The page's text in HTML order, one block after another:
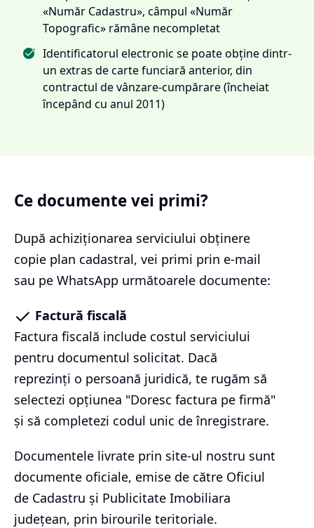
«Număr Cadastru», câmpul «Număr
Topografic» rămâne necompletat
Identificatorul electronic se poate obține dintr-
un extras de carte funciară anterior, din
contractul de vânzare-cumpărare (încheiat
începând cu anul 2011)
Ce documente vei primi?
După achiziționarea serviciului obținere
copie plan cadastral, vei primi prin e-mail
sau pe WhatsApp următoarele documente:
Factură fiscală
Factura fiscală include costul serviciului
pentru documentul solicitat. Dacă
reprezinți o persoană juridică, te rugăm să
selectezi opțiunea "Doresc factura pe firmă"
și să completezi codul unic de înregistrare.
Documentele livrate prin site-ul nostru sunt
documente oficiale, emise de către Oficiul
de Cadastru și Publicitate Imobiliara
județean, prin birourile teritoriale.